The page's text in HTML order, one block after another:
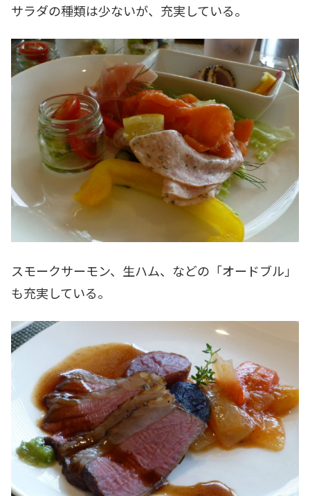
サラダの種類は少ないが、充実している。
スモークサーモン、生ハム、などの「オードブル」
も充実している。